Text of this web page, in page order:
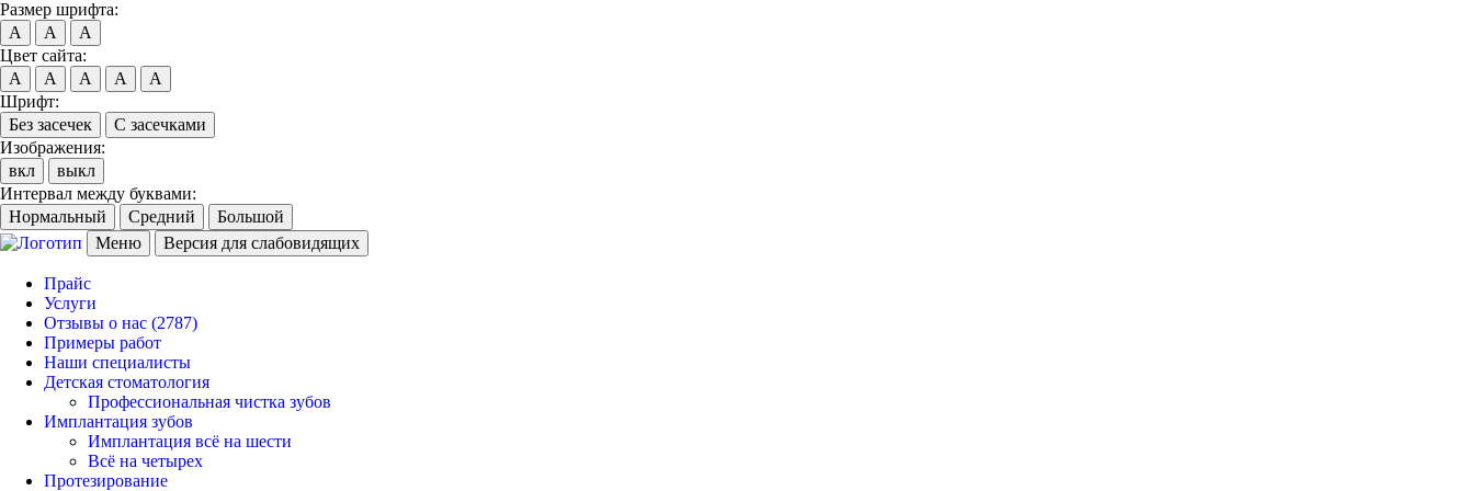
Размер шрифта:
A
A
A
Цвет сайта:
A
A A A
A
Шрифт:
Без засечек
С засечками
Изображения:
вкл
выкл
Интервал между буквами:
Нормальный
Средний
Большой
Меню
Версия для слабовидящих
Прайс
Услуги
Отзывы о нас (2787)
Примеры работ
Наши специалисты
Детская стоматология
Профессиональная чистка зубов
Имплантация зубов
Имплантация всё на шести
Всё на четырех
Протезирование